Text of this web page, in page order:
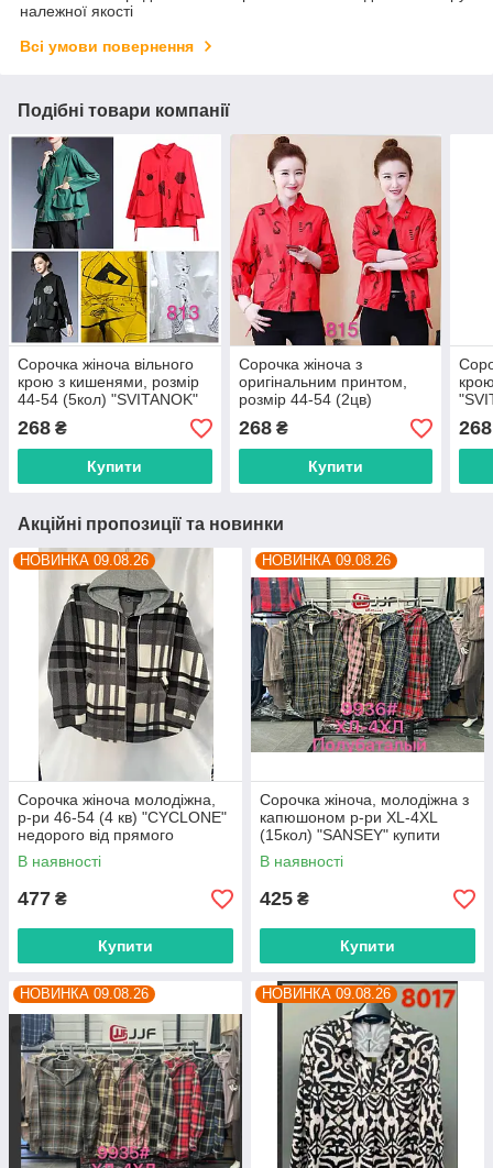
належної якості
Всі умови повернення
Подібні товари компанії
Сорочка жіноча вільного
крою з кишенями, розмір
44-54 (5кол) "SVITANOK"
купити недорого від
прямого постачальника
268 ₴
Купити
Сорочка жіноча з
оригінальним принтом,
розмір 44-54 (2цв)
"SVITANOK" купити
недорого від прямого
постачальника
268₴
Купити
268
Акційні пропозиції та новинки
НОВИНКА 09.08.26
Сорочка жіноча молодіжна,
р-ри 46-54 (4 кв) "CYCLONE"
недорого від прямого
постачальника
В наявності
477 ₴
Купити
НОВИНКА 09.08.26
Сорочка жіноча, молодіжна з
капюшоном р-ри XL-4XL
(15кол) "SANSEY" купити
недорого від прямого
постачальника
В наявності
425 ₴
Купити
НОВИНКА 09.08.26 НОВИНКА 09.08.26